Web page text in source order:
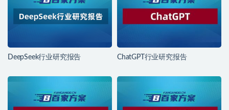
DeepSeek行业研究报告 ChatGPT行业研究报告